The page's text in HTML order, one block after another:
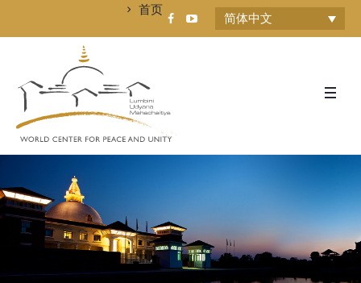
首页
简体中文